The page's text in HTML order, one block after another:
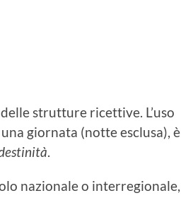
strutture ricettive. L’uso
giornata (notte esclusa), è
.
nazionale o interregionale,